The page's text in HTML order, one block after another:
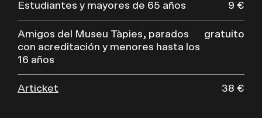
Estudiantes y mayores de 65 años 9 €
Amigos del Museu Tàpies, parados
con acreditación y menores hasta los
16 años
gratuito
Articket 38 €